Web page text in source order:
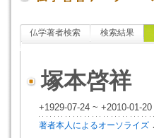
仏学著者検索 検索結果
塚本啓祥
+1929-07-24 ~ +2010-01-20
著者本人によるオーソライズ ．